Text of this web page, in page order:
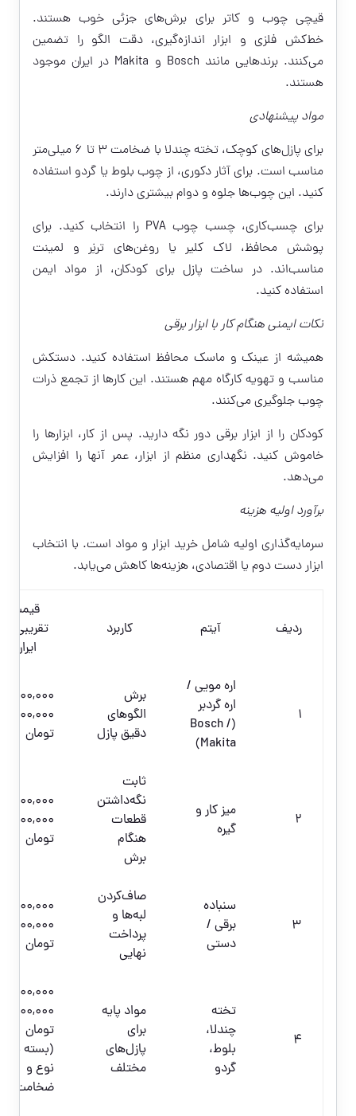
قیچی چوب و کاتر برای برش‌های جزئی خوب هستند.
خط‌کش فلزی و ابزار اندازه‌گیری، دقت الگو را تضمین
می‌کنند. برندهایی مانند Bosch و Makita در ایران موجود
هستند.
مواد پیشنهادی
برای پازل‌های کوچک، تخته چندلا با ضخامت 3 تا 6 میلی‌متر
مناسب است. برای آثار دکوری، از چوب بلوط یا گردو استفاده
کنید. این چوب‌ها جلوه و دوام بیشتری دارند.
برای چسب‌کاری، چسب چوب PVA را انتخاب کنید. برای
پوشش محافظ، لاک کلیر یا روغن‌های ترنِر و لمینت
مناسب‌اند. در ساخت پازل برای کودکان، از مواد ایمن
استفاده کنید.
نکات ایمنی هنگام کار با ابزار برقی
همیشه از عینک و ماسک محافظ استفاده کنید. دستکش
مناسب و تهویه کارگاه مهم هستند. این کارها از تجمع ذرات
چوب جلوگیری می‌کنند.
کودکان را از ابزار برقی دور نگه دارید. پس از کار، ابزارها را
خاموش کنید. نگهداری منظم از ابزار، عمر آنها را افزایش
می‌دهد.
برآورد اولیه هزینه
سرمایه‌گذاری اولیه شامل خرید ابزار و مواد است. با انتخاب
ابزار دست دوم یا اقتصادی، هزینه‌ها کاهش می‌یابد.
ردیف آیتم کاربرد
قیمت
تقریبی در
ایران
1
اره مویی /
اره گردبر
(Bosch /
Makita)
برش
الگوهای
دقیق پازل
تومان
2
میز کار و
گیره
ثابت
نگه‌داشتن
قطعات
هنگام
برش
4,000,000
تومان
3
سنباده
برقی /
دستی
صاف‌کردن
لبه‌ها و
پرداخت
نهایی
5,000,000
تومان
4
تخته
چندلا،
بلوط،
گردو
مواد پایه
برای
پازل‌های
مختلف
1,200,000
تومان
(بسته به
نوع و
ضخامت)